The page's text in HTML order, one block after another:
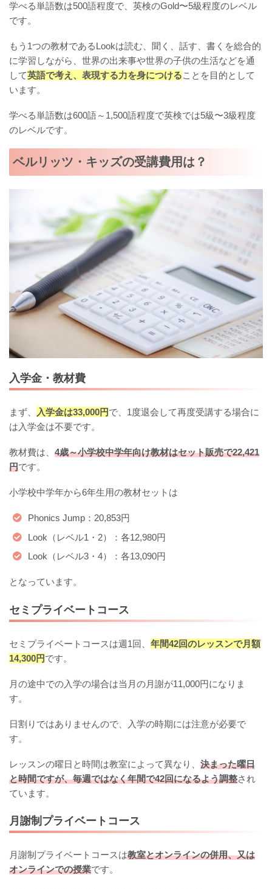
学べる単語数は500語程度で、英検のGold〜5級程度のレベル
です。
もう1つの教材であるLookは読む、聞く、話す、書くを総合的
に学習しながら、世界の出来事や世界の子供の生活などを通
して英語で考え、表現する力を身につけることを目的として
います。
学べる単語数は600語～1,500語程度で英検では5級〜3級程度
のレベルです。
ベルリッツ・キッズの受講費用は？
入学金・教材費
まず、 入学金は33,000円で、1度退会して再度受講する場合に
は入学金は不要です。
教材費は、 4歳～小学校中学年向け教材はセット販売で22,421
円です。
小学校中学年から6年生用の教材セットは
Phonics Jump：20,853円
Look（レベル1・2）：各12,980円
Look（レベル3・4）：各13,090円
となっています。
セミプライベートコース
セミプライベートコースは週1回、 年間42回のレッスンで月額
14,300円です。
月の途中での入学の場合は当月の月謝が11,000円になりま
す。
日割りではありませんので、入学の時期には注意が必要で
す。
レッスンの曜日と時間は教室によって異なり、 決まった曜日
と時間ですが、毎週ではなく年間で42回になるよう調整され
ています。
月謝制プライベートコース
月謝制プライベートコースは教室とオンラインの併用、又は
オンラインでの授業です。